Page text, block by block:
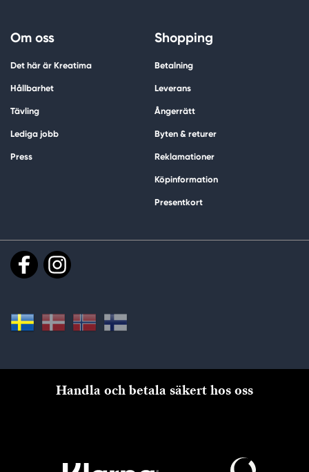
Om oss
Det här är Kreatima
Hållbarhet
Tävling
Lediga jobb
Press
Shopping
Betalning
Leverans
Ångerrätt
Byten & returer
Reklamationer
Köpinformation
Presentkort
Handla och betala säkert hos oss